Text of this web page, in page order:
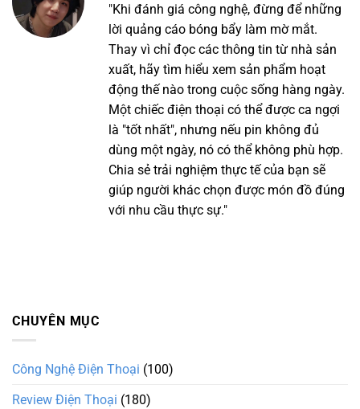
"Khi đánh giá công nghệ, đừng để những
lời quảng cáo bóng bẩy làm mờ mắt.
Thay vì chỉ đọc các thông tin từ nhà sản
xuất, hãy tìm hiểu xem sản phẩm hoạt
động thế nào trong cuộc sống hàng ngày.
Một chiếc điện thoại có thể được ca ngợi
là "tốt nhất", nhưng nếu pin không đủ
dùng một ngày, nó có thể không phù hợp.
Chia sẻ trải nghiệm thực tế của bạn sẽ
giúp người khác chọn được món đồ đúng
với nhu cầu thực sự."
CHUYÊN MỤC
Công Nghệ Điện Thoại (100)
Review Điện Thoại (180)